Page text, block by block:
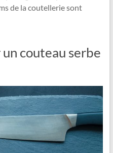
de la coutellerie sont
couteau serbe